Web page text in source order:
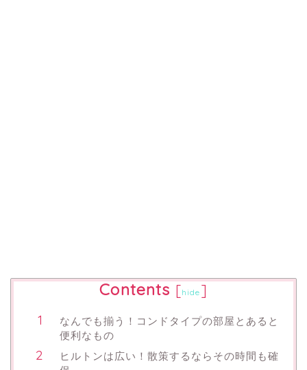
Contents [hide ]
なんでも揃う！コンドタイプの部屋とあると
便利なもの
ヒルトンは広い！散策するならその時間も確